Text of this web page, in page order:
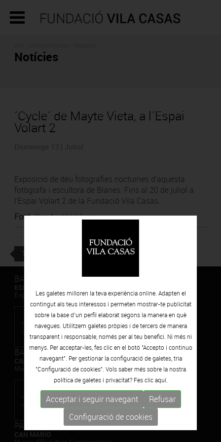
Notícies
´Cycle´ de Mayte Vieta, a l´Espai
Volart 2
Exposició de deu fotografies nocturnes d'aquesta
fotògrafa i escultora de Blanes. Fins al 20 de juliol a
l'Espai Volart 2 de la Fundació Vila Casas.
Font:Rac 1 - Via Lliure
TORNAR
BARCELONA
Exposicions Temporals d'Art Contemporani
BARCELONA
CAN FRAMIS
Museu de Pintura Contemporània
PALAFRUGELL
Les galetes milloren la teva experiència online. Adapten el
contingut als teus interessos i permeten mostrar-te publicitat
sobre la base d’un perfil elaborat segons la manera en què
navegues. Utilitzem galetes pròpies i de tercers de manera
transparent i responsable, només per al teu benefici. Ni més ni
menys. Per acceptar-les, fes clic en el botó "Accepto i continuo
navegant". Per gestionar la configuració de galetes, tria
"Configuració de cookies". Vols saber més sobre la nostra
política de galetes i privacitat? Fes clicaquí.
Acceptar i seguir navegant
Refusar
Configuració de cookies